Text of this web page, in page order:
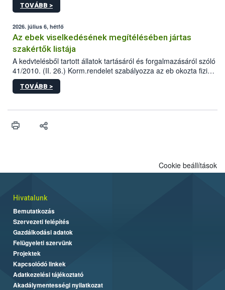
tervezett új épületébe.
TOVÁBB >
2026. július 6, hétfő
Az ebek viselkedésének megítélésében jártas
szakértők listája
A kedvtelésből tartott állatok tartásáról és forgalmazásáról szóló
41/2010. (II. 26.) Korm.rendelet szabályozza az eb okozta fizikai
sérülés, illetve ennek veszélye keletkezésekor felmerülő
hatósági feladatokat, valamint a veszélyes eb tartását és annak
vonni az ebek viselkedésének megítélésében jártas szakértőt.
TOVÁBB >
Cookie beállítások
Hivatalunk
Bemutatkozás
Szervezeti felépítés
Gazdálkodási adatok
Felügyeleti szervünk
Projektek
Kapcsolódó linkek
Adatkezelési tájékoztató
Akadálymentességi nyilatkozat